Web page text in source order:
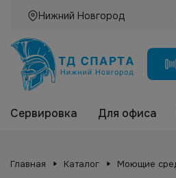
Нижний Новгород
Сервировка Для офиса
Главная Каталог Моющие